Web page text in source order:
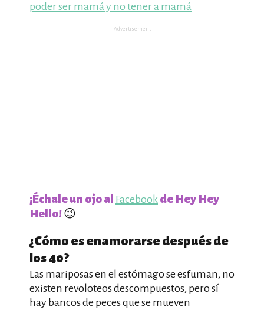
poder ser mamá y no tener a mamá
Advertisement
¡Échale un ojo al Facebook de Hey Hey
Hello! 😉
¿Cómo es enamorarse después de
los 40?
Las mariposas en el estómago se esfuman, no
existen revoloteos descompuestos, pero sí
hay bancos de peces que se mueven